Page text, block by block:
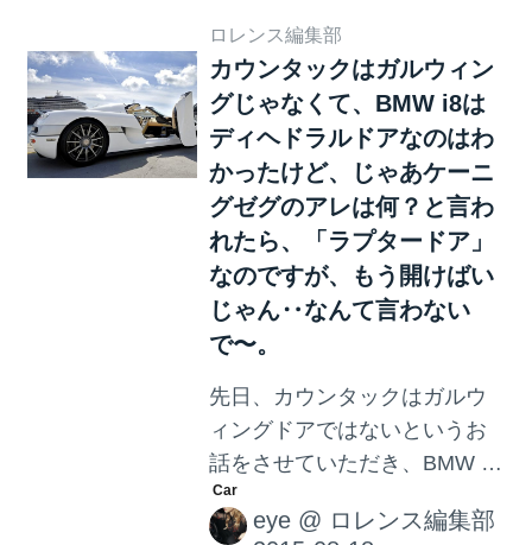
ての主役を演じ、アカデミー
賞の最優秀主演男優賞にノミ
ネートされました。それ以前
の映画にはノンクレジットで
エキストラとして出演してい
たため、実質初出演作で初主
演、アカデミー賞最優秀賞ノ
ミネートの偉業を成し遂げた
と言っても過言ではありませ
ん。 「エデンの東」の撮影の
断してハリウッドに入ったジ
ェームス・ディーン。 ジェー
ムス・ディーンとバイクとの
出会いは1...
ロレンス編集部
カウンタックはガルウィン
グじゃなくて、BMW i8は
ディヘドラルドアなのはわ
かったけど、じゃあケーニ
グゼグのアレは何？と言わ
れたら、「ラプタードア」
なのですが、もう開けばい
じゃん‥なんて言わない
で〜。
先日、カウンタックはガルウ
ィングドアではないというお
話をさせていただき、BMW i8
はディヘドラルドアというお
話をさせていただきました。
eye @ ロレンス編集部